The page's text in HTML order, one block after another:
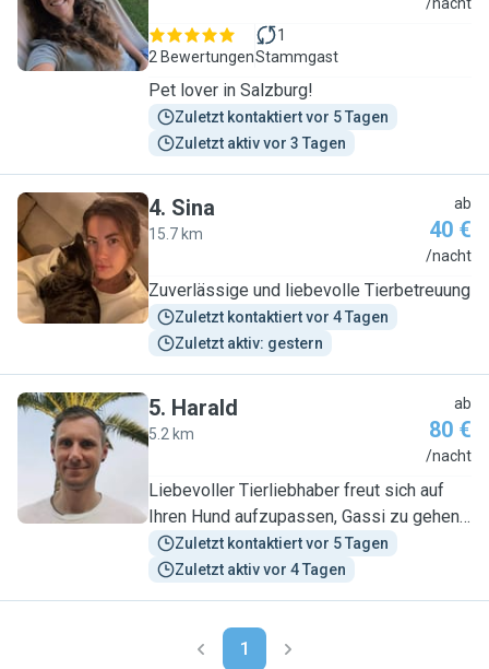
2 Bewertungen
1
Stammgast
Pet lover in Salzburg!
Zuletzt kontaktiert vor 5 Tagen
Zuletzt aktiv vor 3 Tagen
S
4. Sina
15.7 km
ab
40 €
/nacht
Zuverlässige und liebevolle Tierbetreuung
Zuletzt kontaktiert vor 4 Tagen
Zuletzt aktiv: gestern
H
5. Harald
5.2 km
ab
80 €
/nacht
Liebevoller Tierliebhaber freut sich auf
Ihren Hund aufzupassen, Gassi zu gehen
und Zeit zu verbringen.
Zuletzt kontaktiert vor 5 Tagen
Zuletzt aktiv vor 4 Tagen
1